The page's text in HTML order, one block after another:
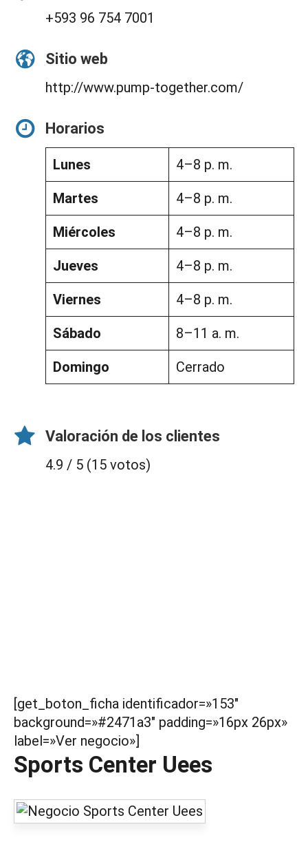
+593 96 754 7001
Sitio web
http://www.pump-together.com/
Horarios
Lunes 4–8 p. m.
Martes 4–8 p. m.
Miércoles 4–8 p. m.
Jueves 4–8 p. m.
Viernes 4–8 p. m.
Sábado 8–11 a. m.
Domingo Cerrado
Valoración de los clientes
4.9 / 5 (15 votos)
[get_boton_ficha identificador=»153″
background=»#2471a3″ padding=»16px 26px»
label=»Ver negocio»]
Sports Center Uees